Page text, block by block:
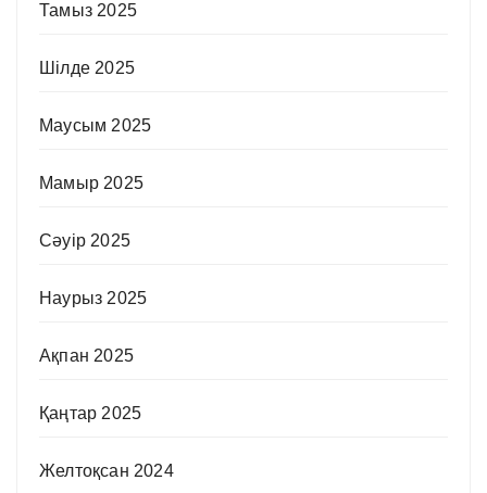
Тамыз 2025
Шілде 2025
Маусым 2025
Мамыр 2025
Сәуір 2025
Наурыз 2025
Ақпан 2025
Қаңтар 2025
Желтоқсан 2024